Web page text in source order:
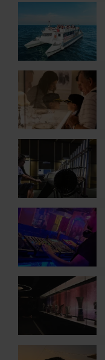
catamaranreis
en
bezoek
de
mosselkwekerijen
van
clóchina
in
Immersieve
tentoonstelling
“De
Legende
van
de
Titanic”
in
Valencia
Tentoonstelling
„Muziek
en
wiskunde”
in
València
Gratis
DJ-
sessies
tijdens
zomernachten
in
Radio
Valencia
Basket
Museum
Tour
in